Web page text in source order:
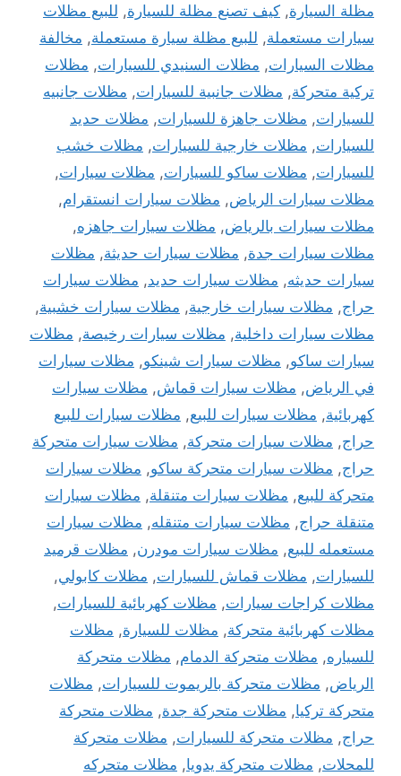
مظلة السيارة, كيف تصنع مظلة للسيارة, للبيع مظلات
سيارات مستعملة, للبيع مظلة سيارة مستعملة, مخالفة
مظلات السيارات, مظلات السنيدي للسيارات, مظلات
تركية متحركة, مظلات جانبية للسيارات, مظلات جانبيه
للسيارات, مظلات جاهزة للسيارات, مظلات حديد
للسيارات, مظلات خارجية للسيارات, مظلات خشب
للسيارات, مظلات ساكو للسيارات, مظلات سيارات,
مظلات سيارات الرياض, مظلات سيارات انستقرام,
مظلات سيارات بالرياض, مظلات سيارات جاهزه,
مظلات سيارات جدة, مظلات سيارات حديثة, مظلات
سيارات حديثه, مظلات سيارات حديد, مظلات سيارات
حراج, مظلات سيارات خارجية, مظلات سيارات خشبية,
مظلات سيارات داخلية, مظلات سيارات رخيصة, مظلات
سيارات ساكو, مظلات سيارات شينكو, مظلات سيارات
في الرياض, مظلات سيارات قماش, مظلات سيارات
كهربائية, مظلات سيارات للبيع, مظلات سيارات للبيع
حراج, مظلات سيارات متحركة, مظلات سيارات متحركة
حراج, مظلات سيارات متحركة ساكو, مظلات سيارات
متحركة للبيع, مظلات سيارات متنقلة, مظلات سيارات
متنقلة حراج, مظلات سيارات متنقله, مظلات سيارات
مستعمله للبيع, مظلات سيارات مودرن, مظلات قرميد
للسيارات, مظلات قماش للسيارات, مظلات كابولي,
مظلات كراجات سيارات, مظلات كهربائية للسيارات,
مظلات كهربائية متحركة, مظلات للسيارة, مظلات
للسياره, مظلات متحركة الدمام, مظلات متحركة
الرياض, مظلات متحركة بالريموت للسيارات, مظلات
متحركة تركيا, مظلات متحركة جدة, مظلات متحركة
حراج, مظلات متحركة للسيارات, مظلات متحركة
للمحلات, مظلات متحركة يدويا, مظلات متحركه